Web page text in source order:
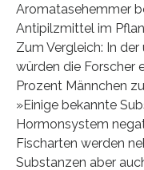
Aromatasehemmer
Antipilzmittel im
Zum Vergleich: In
würden die Forscher
Prozent Männchen
»Einige bekannte
Hormonsystem
Fischarten werden
Substanzen aber